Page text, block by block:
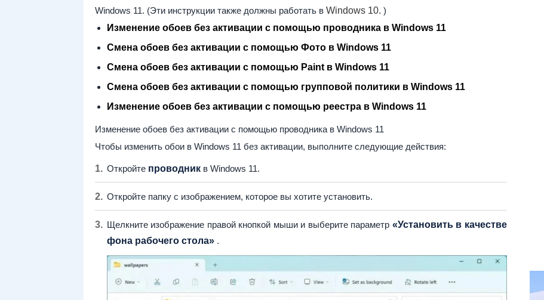
Windows 11. (Эти инструкции также должны работать в Windows 10. )
Изменение обоев без активации с помощью проводника в Windows 11
Смена обоев без активации с помощью Фото в Windows 11
Смена обоев без активации с помощью Paint в Windows 11
Смена обоев без активации с помощью групповой политики в Windows 11
Изменение обоев без активации с помощью реестра в Windows 11
Изменение обоев без активации с помощью проводника в Windows 11
Чтобы изменить обои в Windows 11 без активации, выполните следующие действия:
Откройте проводникв Windows 11.
Откройте папку с изображением, которое вы хотите установить.
Щелкните изображение правой кнопкой мыши и выберите параметр «Установить в качестве
фона рабочего стола».